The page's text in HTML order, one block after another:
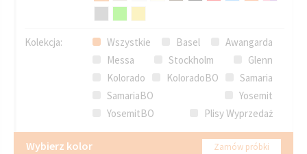
Kolekcja: Wszystkie Basel
Awangarda
Messa
Stockholm
Glenn
Kolorado
KoloradoBO
Samaria
SamariaBO
Yosemit
YosemitBO
Plisy Wyprzedaż
Wybierz kolor Zamów próbki